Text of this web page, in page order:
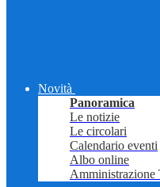
Novità
Panoramica
Le notizie
Le circolari
Calendario eventi
Albo online
Amministrazione